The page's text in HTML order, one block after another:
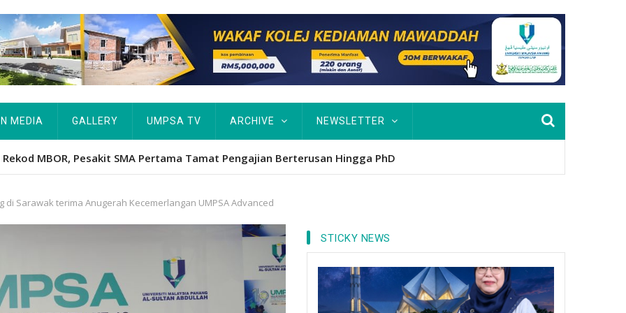
IN MEDIA GALLERY UMPSA TV ARCHIVE NEWSLETTER
academic excellence to PhD earns historic MBOR recognitio
di Sarawak terima Anugerah Kecemerlangan UMPSA Advanced
STICKY NEWS